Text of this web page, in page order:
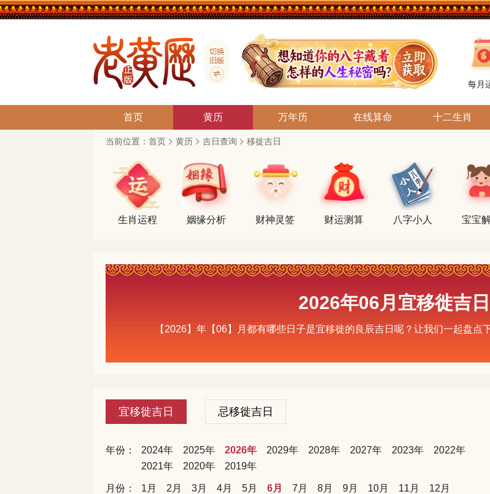
每月
首页 黄历 万年历 在线算命 十二生肖
当前位置： 首页 黄历 吉日查询 移徙吉日
生肖运程 姻缘分析 财神灵签 财运测算 八字小人 宝宝
2026年06月宜移徙吉
【2026】年【06】月都有哪些日子是宜移徙的良辰吉日呢？让我们一起盘点
宜移徙吉日 忌移徙吉日
年份： 2024年 2025年 2026年 2029年 2028年 2027年 2023年
2022年
2021年
2020年 2019年
月份： 1月 2月 3月 4月 5月 6月 7月 8月 9月 10月 11月 12月